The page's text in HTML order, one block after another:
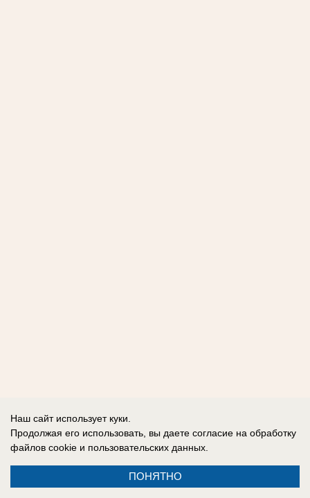
Наш сайт использует куки.
Продолжая его использовать, вы даете согласие на обработку
файлов cookie и пользовательских данных.
ПОНЯТНО